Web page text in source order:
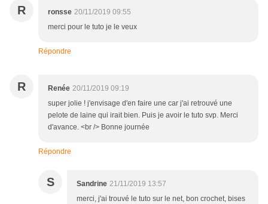
R ronsse 20/11/2019 09:55
merci pour le tuto je le veux
Répondre
R Renée 20/11/2019 09:19
super jolie ! j'envisage d'en faire une car j'ai retrouvé une
pelote de laine qui irait bien. Puis je avoir le tuto svp. Merci
d'avance. <br /> Bonne journée
Répondre
S Sandrine 21/11/2019 13:57
merci, j'ai trouvé le tuto sur le net, bon crochet, bises